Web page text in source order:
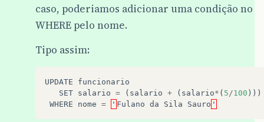
caso, poderiamos adicionar uma condição no
WHERE pelo nome.
Tipo assim:
UPDATE
funcionario
SET salario = ( salario + ( salario* ( 5 /100 )))
WHERE
nome = ' Fulano da Sila Sauro '